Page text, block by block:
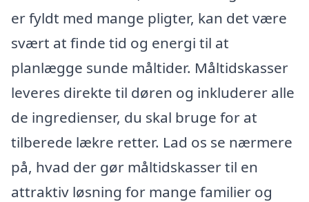
er fyldt med mange pligter, kan det være
svært at finde tid og energi til at
planlægge sunde måltider. Måltidskasser
leveres direkte til døren og inkluderer alle
de ingredienser, du skal bruge for at
tilberede lækre retter. Lad os se nærmere
på, hvad der gør måltidskasser til en
attraktiv løsning for mange familier og